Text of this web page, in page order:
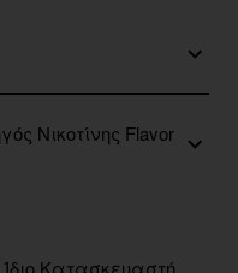
Νικοτίνης Flavor
Κατασκευαστή